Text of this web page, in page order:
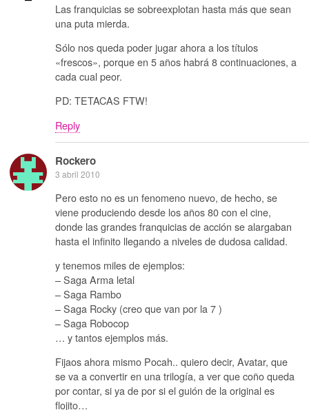
Las franquicias se sobreexplotan hasta más que sean
una puta mierda.
Sólo nos queda poder jugar ahora a los títulos
«frescos», porque en 5 años habrá 8 continuaciones, a
cada cual peor.
PD: TETACAS FTW!
Reply
Rockero
3 abril 2010
Pero esto no es un fenomeno nuevo, de hecho, se
viene produciendo desde los años 80 con el cine,
donde las grandes franquicias de acción se alargaban
hasta el infinito llegando a niveles de dudosa calidad.
y tenemos miles de ejemplos:
– Saga Arma letal
– Saga Rambo
– Saga Rocky (creo que van por la 7 )
– Saga Robocop
… y tantos ejemplos más.
Fijaos ahora mismo Pocah.. quiero decir, Avatar, que
se va a convertir en una trilogía, a ver que coño queda
por contar, si ya de por si el guión de la original es
flojito…